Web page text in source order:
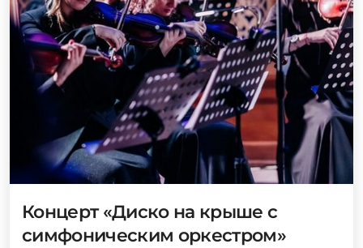
Концерт «Диско на крыше с
симфоническим оркестром»